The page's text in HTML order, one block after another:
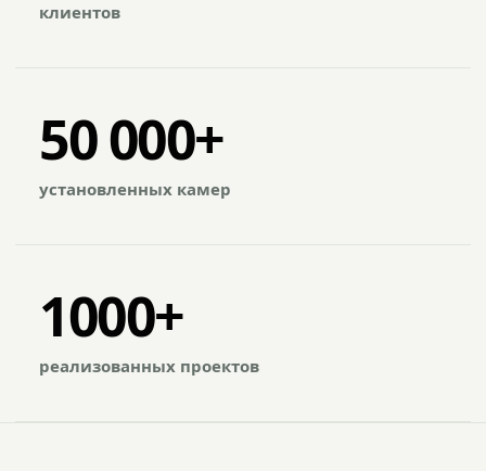
клиентов
50 000+
установленных камер
1000+
реализованных проектов